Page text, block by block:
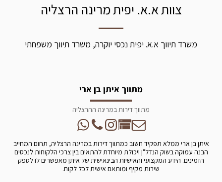
צוות א.א. יפית מרינה הרצליה
משרד תיווך א.א. יפית נכסי יוקרה, משרד תיווך משפחתי
מתווך איתן בן ארי
מתווך דירות במרינה ההרצליה
איתן בן ארי ממלא תפקיד חשוב כמתווך דירות במרינה הרצליה, תחום המחייב
הבנה עמוקה בשוק הנדל"ן ויכולת מיוחדת להתאים בין צרכי הלקוחות לנכסים
הזמינים. הידע המקצועי והאישיות הבינאישית של איתן מאפשרים לו לספק
שירות מקיף ומותאם אישית לכל לקוח.